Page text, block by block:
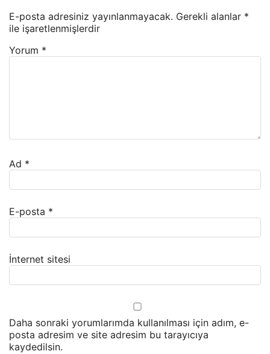
E-posta adresiniz yayınlanmayacak. Gerekli alanlar *
ile işaretlenmişlerdir
Yorum *
Ad *
E-posta *
İnternet sitesi
Daha sonraki yorumlarımda kullanılması için adım, e-
posta adresim ve site adresim bu tarayıcıya
kaydedilsin.